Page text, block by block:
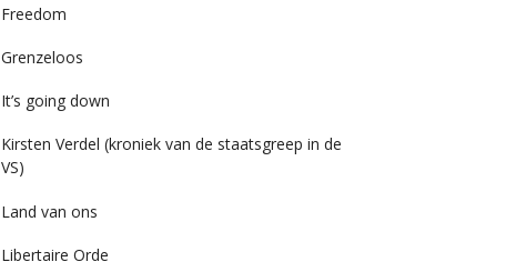
Freedom
Grenzeloos
It’s going down
Kirsten Verdel (kroniek van de staatsgreep in de
VS)
Land van ons
Libertaire Orde